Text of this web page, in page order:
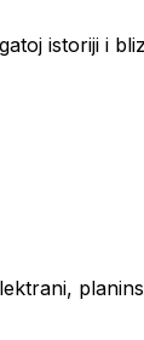
istoriji i